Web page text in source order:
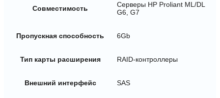
Совместимость
Серверы HP Proliant ML/DL
G6, G7
Пропускная способность 6Gb
Тип карты расширения RAID-контроллеры
Внешний интерфейс SAS